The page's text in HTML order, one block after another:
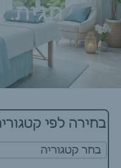
תגית:
בחירה לפי
בחר קטגוריה